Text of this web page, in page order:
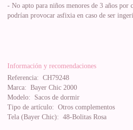
- No apto para niños menores de 3 años por
podrían provocar asfixia en caso de ser
Información y recomendaciones
Referencia: CH79248
Marca: Bayer Chic 2000
Modelo: Sacos de dormir
Tipo de artículo: Otros complementos
Tela (Bayer Chic): 48-Bolitas Rosa